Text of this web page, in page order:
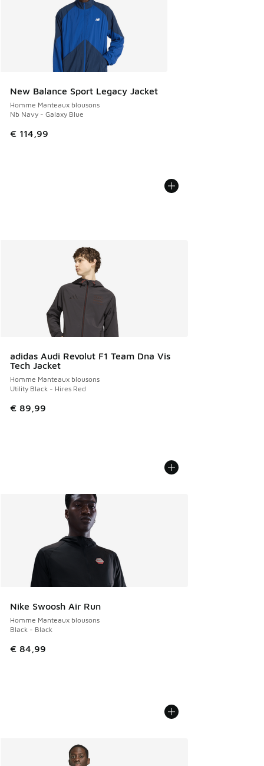
New Balance Sport Legacy Jacket
Homme Manteaux blousons
Nb Navy - Galaxy Blue
€ 114,99
adidas Audi Revolut F1 Team Dna Vis
Tech Jacket
Homme Manteaux blousons
Utility Black - Hires Red
€ 89,99
Nike Swoosh Air Run
Homme Manteaux blousons
Black - Black
€ 84,99